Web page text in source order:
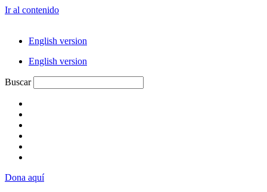
Ir al contenido
English version
English version
Buscar
Dona aquí